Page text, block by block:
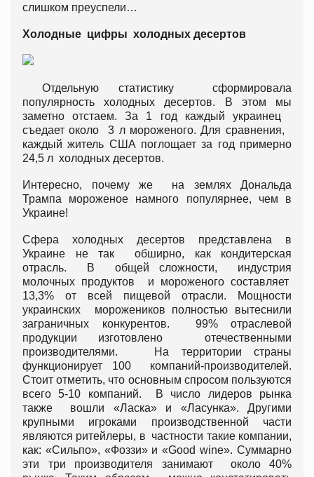
слишком преуспели…
Холодные цифры холодных десертов
Отдельную статистику сформировала
популярность холодных десертов. В этом мы
заметно отстаем. За 1 год каждый украинец
съедает около 3 л мороженого. Для сравнения,
каждый житель США поглощает за год примерно
24,5 л холодных десертов.
Интересно, почему же на землях Дональда
Трампа мороженое намного популярнее, чем в
Украине!
Сфера холодных десертов представлена в
Украине не так обширно, как кондитерская
отрасль. В общей сложности, индустрия
молочных продуктов и мороженого составляет
13,3% от всей пищевой отрасли. Мощности
украинских морожеников полностью вытеснили
заграничных конкурентов. 99% отраслевой
продукции изготовлено отечественными
производителями. На территории страны
функционирует 100 компаний-производителей.
Стоит отметить, что основным спросом пользуются
всего 5-10 компаний. В число лидеров рынка
также вошли «Ласка» и «Ласунка». Другими
крупными игроками производственной части
являются ритейлеры, в частности такие компании,
как: «Сильпо», «Фоззи» и «Good wine». Суммарно
эти три производителя занимают около 40%